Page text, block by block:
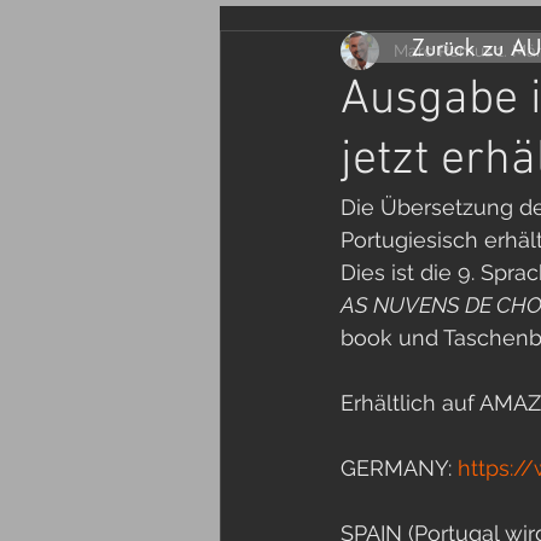
Ausgabe
jetzt
Marc Remus1.
Die Übersetzung
Portugiesisch
Dies ist die 9.
AS NUVENS DE
book und
Erhältlich auf
GERMANY: https://
SPAIN (Portugal
Zurück zu